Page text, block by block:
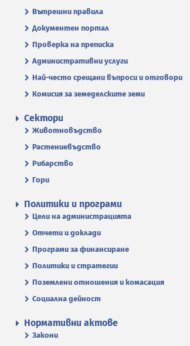
Вътрешни правила
Документен портал
Проверка на преписка
Административни услуги
Най-често срещани въпроси и отговори
Комисия за земеделските земи
Сектори
Животновъдство
Растениевъдство
Рибарство
Гори
Политики и програми
Цели на администрацията
Отчети и доклади
Програми за финансиране
Политики и стратегии
Поземлени отношения и комасация
Социална дейност
Нормативни актове
Закони